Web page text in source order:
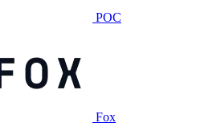
POC
Fox